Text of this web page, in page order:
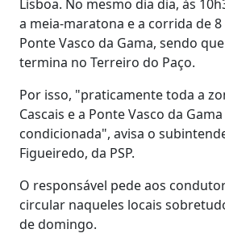
Lisboa. No mesmo dia dia, às
a meia-maratona e a corrida de
Ponte Vasco da Gama, sendo
termina no Terreiro do Paço.
Por isso, "praticamente toda a
Cascais e a Ponte Vasco da
condicionada", avisa o
Figueiredo, da PSP.
O responsável pede aos
circular naqueles locais
de domingo.